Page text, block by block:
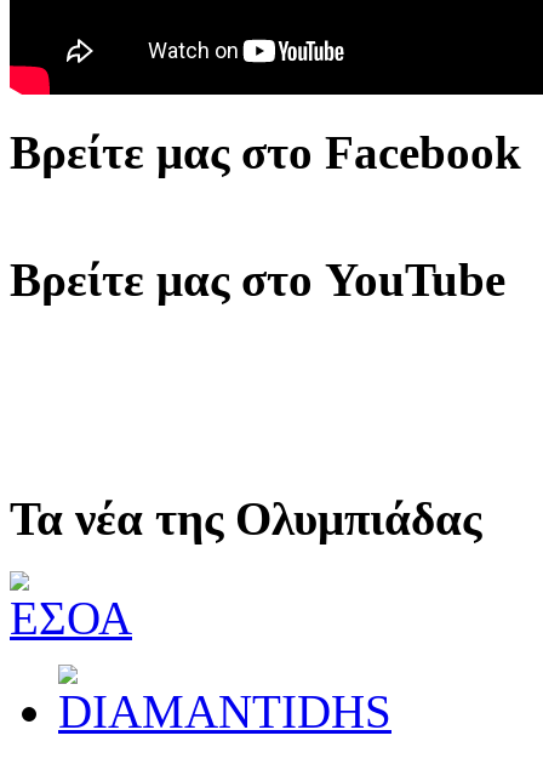
Βρείτε μας στο Facebook
Βρείτε μας στο YouTube
Τα νέα της Ολυμπιάδας